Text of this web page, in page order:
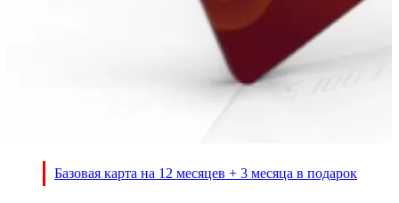
Базовая карта на 12 месяцев + 3 месяца в подарок